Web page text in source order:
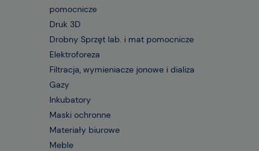
pomocnicze
Druk 3D
Drobny Sprzęt lab. i mat pomocnicze
Elektroforeza
Filtracja, wymieniacze jonowe i dializa
Gazy
Inkubatory
Maski ochronne
Materiały biurowe
Meble